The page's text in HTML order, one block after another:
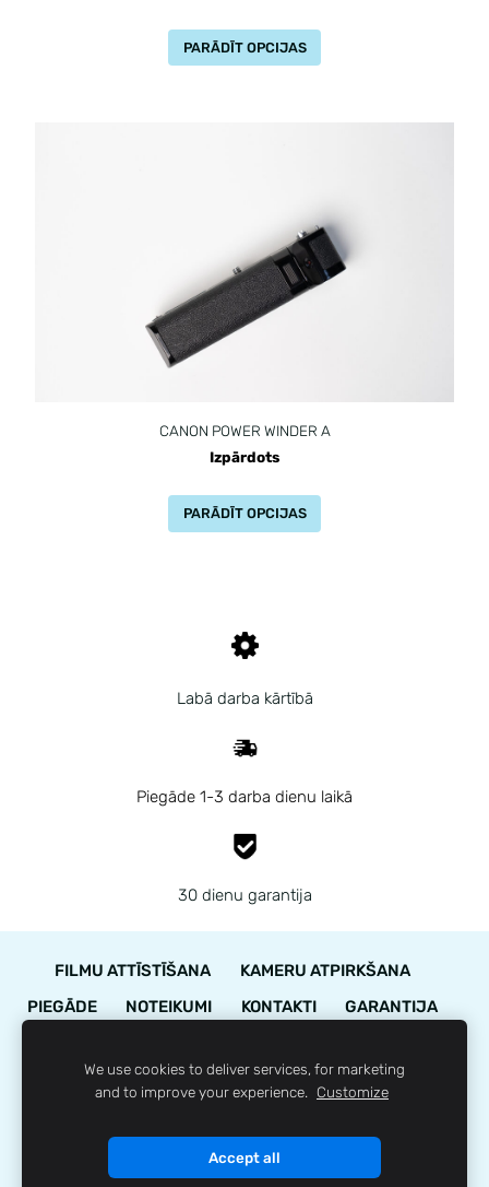
Labā darba kārtībā
Piegāde 1-3 darba dienu laikā
30 dienu garantija
PARĀDĪT OPCIJAS
CANON POWER WINDER A
Izpārdots
PARĀDĪT OPCIJAS
FILMU ATTĪSTĪŠANA
KAMERU ATPIRKŠANA
PIEGĀDE
NOTEIKUMI KONTAKTI
GARANTIJA
LOJALITĀTES PROGRAMMA
SĪKDATNES
© 35mm.lv
We use cookies to deliver services, for marketing
and to improve your experience. Customize
Accept all